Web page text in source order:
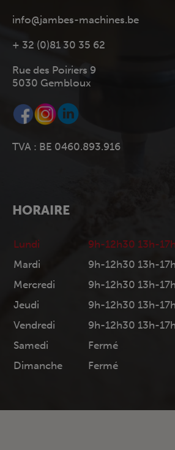
info@jambes-machines.be
+ 32 (0)81 30 35 62
Rue des Poiriers 9
5030 Gembloux
TVA : BE 0460.893.916
HORAIRE
Lundi
9h-12h30 13h-
Mardi
9h-12h30 13h-
Mercredi
9h-12h30 13h-
Jeudi
9h-12h30 13h-
Vendredi
9h-12h30 13h-
Samedi
Fermé
Dimanche
Fermé